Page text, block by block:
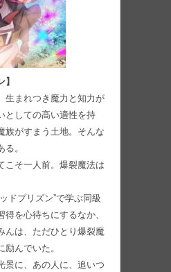
まれつき魔力と知力が
としての高い適性を持
族がすまう土地。そんな
。
こそ一人前。爆裂魔法は
ドプリズン”で学ぶ同級
を心待ちにするなか、
んは、ただひとり爆裂魔
んでいた。
景に、あの人に、追いつ